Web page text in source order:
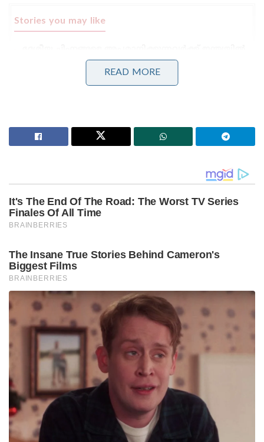
Stories you may like
ജീവിക്കാൻ അർഹതയില്ലെന്ന് യോഗി ആദിത്യനാഥ്:
ലഖ്‌നൗവിൽ തിരംഗ യാത്രയ്ക്ക് തുടക്കം
‘ഭക്ഷണം കഴിച്ചതിന് പിന്നാലെ മരണം;
ഹെപ്പറ്റൈറ്റിസ് എ പടർന്നു പിടിച്ചത് എന്നുള്ള
അന്വേഷണം ആരംഭിച്ചു. താൽക്കാലിക
ജീവനക്കാരുടെ പരിചയക്കുറവാണ് ക്ലോറിനേഷനിൽ
അറിയിക്കുന്നത്. മഞ്ഞപ്പിത്തം ബാധിച്ച്
ഗുരുതരാവസ്ഥയിൽ കഴിയുന്ന മൂന്ന് പേരിൽ ഒരാൾ
വെന്റിലേറ്ററിന്റെ സഹായത്തോടെയാണ് ജീവൻ
നിലനിർത്തുന്നത്. സംഭവത്തെക്കുറിച്ച് വിശദമായ
അന്വേഷണം നടത്തുമെന്ന് കളക്ടർ അറിയിച്ചിട്ടുണ്ട്.
Hepatitis A water authority perumpavoor
READ MORE